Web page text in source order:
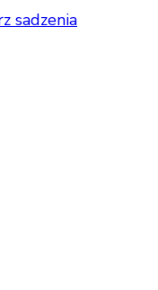
sadzenia